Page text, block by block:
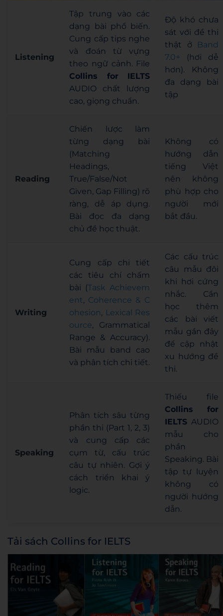
Listening
Tập trung vào các
dạng bài phổ biến.
Cung cấp tips nghe
và đoán từ vựng
theo ngữ cảnh. File
Collins for IELTS
AUDIO chất lượng
cao, giọng chuẩn.
Độ khó chưa
sát với đề thi
thật ở Band
7.0+ (hơi dễ
hơn). Không
đa dạng bài
tập
Reading
Chiến lược làm
từng dạng bài
(Matching
Headings,
True/False/Not
Given, Gap Filling) rõ
ràng, dễ áp dụng.
Bài đọc đa dạng
chủ đề học thuật.
Không có
hướng dẫn
tiếng Việt
nên không
phù hợp cho
người mới
bắt đầu.
Writing
Cung cấp chi tiết
các tiêu chí chấm
bài (Task Achievem
ent, Coherence & C
ohesion, Lexical Res
ource, Grammatical
Range & Accuracy).
Bài mẫu band cao
và phân tích chi tiết.
Các cấu trúc
câu mẫu đôi
khi hơi cứng
nhắc. Cần
học thêm
các bài viết
mẫu gần đây
để cập nhật
xu hướng đề
thi.
Speaking
Phân tích sâu từng
phần thi (Part 1, 2, 3)
và cung cấp các
cụm từ, cấu trúc
câu tự nhiên. Gợi ý
cách triển khai ý
logic.
Thiếu file
Collins for
IELTS AUDIO
mẫu cho
phần
Speaking. Bài
tập tự luyện
không có
người hướng
dẫn.
Tải sách Collins for IELTS